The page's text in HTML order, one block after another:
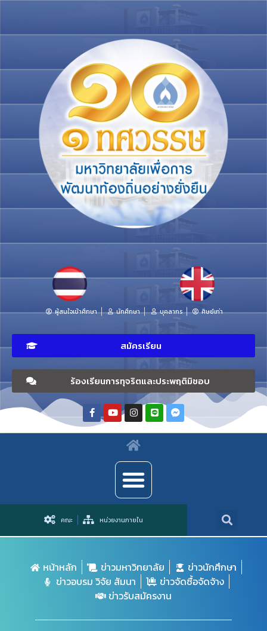
ผู้สนใจเข้าศึกษา นักศึกษา บุคลากร ศิษย์เก่า
สมัครเรียน
ร้องเรียนการทุจริตและประพฤติมิชอบ
คณะ หน่วยงานภายใน
หน้าหลัก ข่าวมหาวิทยาลัย
ข่าวนักศึกษา
ข่าวอบรม วิจัย สัมนา
ข่าวจัดซื้อจัดจ้าง
ข่าวรับสมัครงาน